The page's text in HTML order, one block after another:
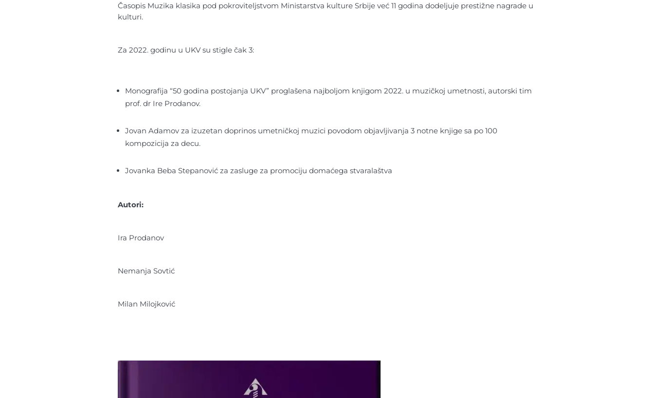
Časopis Muzika klasika pod pokroviteljstvom Ministarstva kulture Srbije već 11 godina dodeljuje prestižne nagrade u
kulturi.
Za 2022. godinu u UKV su stigle čak 3:
Monografija “50 godina postojanja UKV” proglašena najboljom knjigom 2022. u muzičkoj umetnosti, autorski tim
prof. dr Ire Prodanov.
Jovan Adamov za izuzetan doprinos umetničkoj muzici povodom objavljivanja 3 notne knjige sa po 100
kompozicija za decu.
Jovanka Beba Stepanović za zasluge za promociju domaćega stvaralaštva
Autori:
Ira Prodanov
Nemanja Sovtić
Milan Milojković